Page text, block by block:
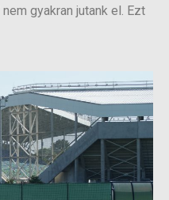
gyakran jutank el. Ezt